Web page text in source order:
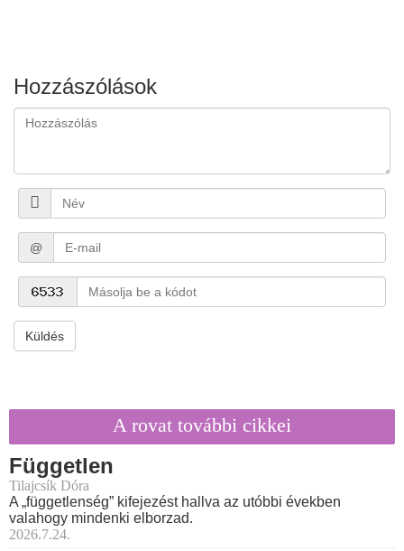
Hozzászólások
@
Küldés
A rovat további cikkei
Független
Tilajcsík Dóra
A „függetlenség” kifejezést hallva az utóbbi években
valahogy mindenki elborzad.
2026.7.24.